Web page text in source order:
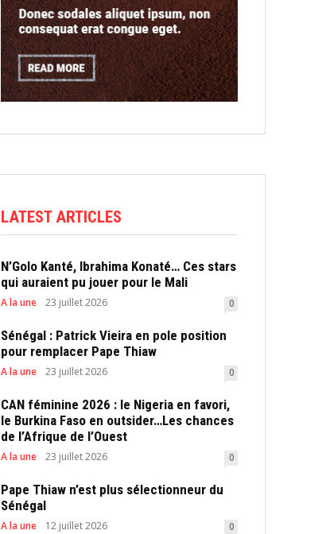
LATEST ARTICLES
N’Golo Kanté, Ibrahima Konaté… Ces stars
qui auraient pu jouer pour le Mali
A la une 23 juillet 2026 0
Sénégal : Patrick Vieira en pole position
pour remplacer Pape Thiaw
A la une 23 juillet 2026 0
CAN féminine 2026 : le Nigeria en favori,
le Burkina Faso en outsider…Les chances
de l’Afrique de l’Ouest
A la une 23 juillet 2026 0
Pape Thiaw n’est plus sélectionneur du
Sénégal
A la une 12 juillet 2026 0